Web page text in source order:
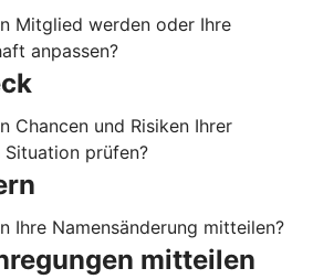
Mitglied werden oder Ihre
anpassen?
Chancen und Risiken Ihrer
prüfen?
Ihre Namensänderung mitteilen?
mitteilen